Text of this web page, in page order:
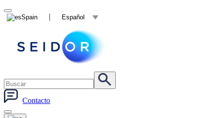
Spain Español
Contacto